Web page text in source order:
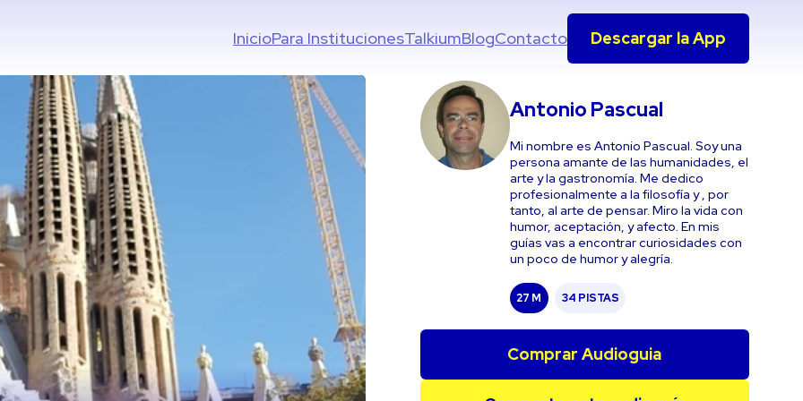
InicioPara InstitucionesTalkiumBlogContacto Descargar la App
Antonio Pascual
Mi nombre es Antonio Pascual. Soy una
persona amante de las humanidades, el
arte y la gastronomía. Me dedico
profesionalmente a la filosofía y , por
tanto, al arte de pensar. Miro la vida con
humor, aceptación, y afecto. En mis
guías vas a encontrar curiosidades con
un poco de humor y alegría.
27 M 34 PISTAS
Comprar Audioguia